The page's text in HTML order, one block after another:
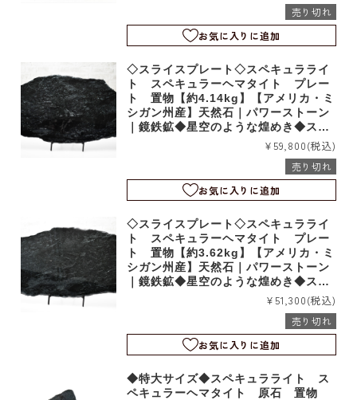
売り切れ
お気に入りに追加
◇スライスプレート◇スペキュラライ
ト スペキュラーヘマタイト プレー
ト 置物【約4.14kg】【アメリカ・ミ
シガン州産】天然石｜パワーストーン
｜鏡鉄鉱◆星空のような煌めき◆スタ
ンド台座付き｜雲母｜ガーネット｜石
英｜アッパーミシガン｜d19048
¥59,800(税込)
売り切れ
お気に入りに追加
◇スライスプレート◇スペキュラライ
ト スペキュラーヘマタイト プレー
ト 置物【約3.62kg】【アメリカ・ミ
シガン州産】天然石｜パワーストーン
｜鏡鉄鉱◆星空のような煌めき◆スタ
ンド台座付き｜雲母｜ガーネット｜石
英｜アッパーミシガン｜d19047
¥51,300(税込)
売り切れ
お気に入りに追加
◆特大サイズ◆スペキュラライト ス
ペキュラーヘマタイト 原石 置物